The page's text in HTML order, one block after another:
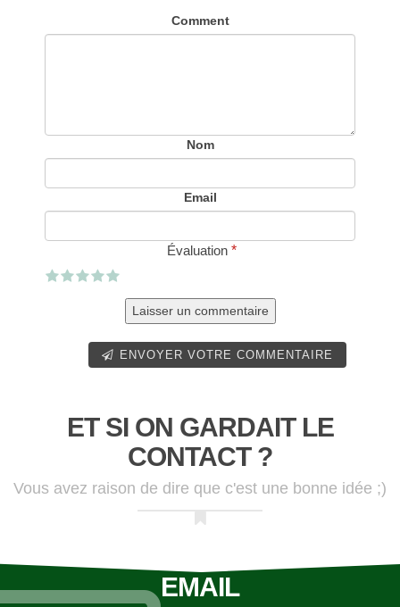
Comment
Nom
Email
Évaluation *
ENVOYER VOTRE COMMENTAIRE
ET SI ON GARDAIT LE
CONTACT ?
Vous avez raison de dire que c'est une bonne idée ;)
EMAIL